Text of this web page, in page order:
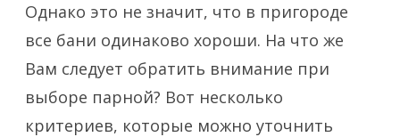
Однако это не значит, что в пригороде
все бани одинаково хороши. На что же
Вам следует обратить внимание при
выборе парной? Вот несколько
критериев, которые можно уточнить